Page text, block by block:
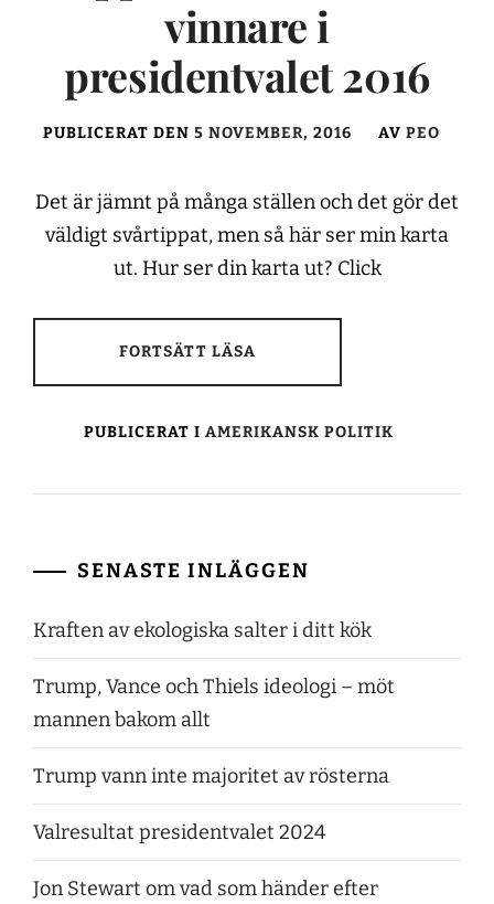
vinnare i
presidentvalet 2016
PUBLICERAT DEN 5 NOVEMBER, 2016 AV PEO
Det är jämnt på många ställen och det gör det
väldigt svårtippat, men så här ser min karta
ut. Hur ser din karta ut? Click
FORTSÄTT LÄSA
PUBLICERAT I AMERIKANSK POLITIK
SENASTE INLÄGGEN
Kraften av ekologiska salter i ditt kök
Trump, Vance och Thiels ideologi – möt
mannen bakom allt
Trump vann inte majoritet av rösterna
Valresultat presidentvalet 2024
Jon Stewart om vad som händer efter